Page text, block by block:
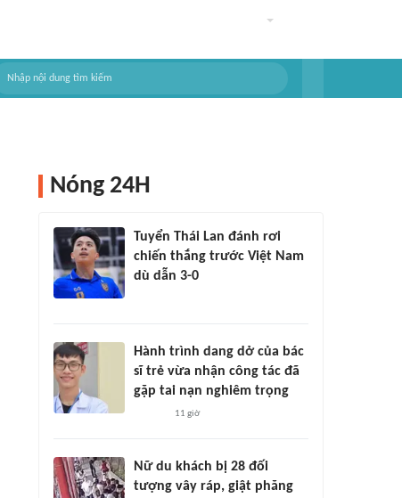
Nóng 24H
Tuyển Thái Lan đánh rơi
chiến thắng trước Việt Nam
dù dẫn 3-0
Hành trình dang dở của bác
sĩ trẻ vừa nhận công tác đã
gặp tai nạn nghiêm trọng
11 giờ
Nữ du khách bị 28 đối
tượng vây ráp, giật phăng